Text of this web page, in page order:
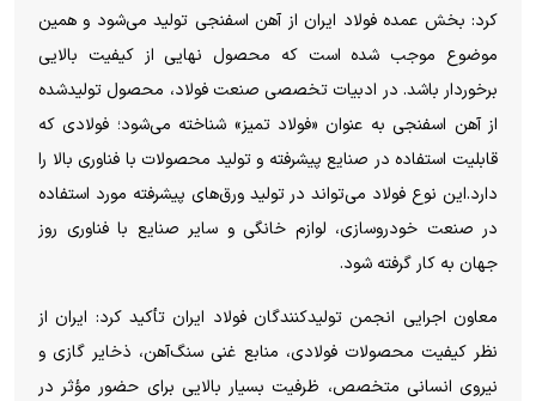
کرد: بخش عمده فولاد ایران از آهن اسفنجی تولید می‌شود و همین
موضوع موجب شده است که محصول نهایی از کیفیت بالایی
برخوردار باشد. در ادبیات تخصصی صنعت فولاد، محصول تولیدشده
از آهن اسفنجی به عنوان «فولاد تمیز» شناخته می‌شود؛ فولادی که
قابلیت استفاده در صنایع پیشرفته و تولید محصولات با فناوری بالا را
دارد.این نوع فولاد می‌تواند در تولید ورق‌های پیشرفته مورد استفاده
در صنعت خودروسازی، لوازم خانگی و سایر صنایع با فناوری روز
جهان به کار گرفته شود.
معاون اجرایی انجمن تولیدکنندگان فولاد ایران تأکید کرد: ایران از
نظر کیفیت محصولات فولادی، منابع غنی سنگ‌آهن، ذخایر گازی و
نیروی انسانی متخصص، ظرفیت بسیار بالایی برای حضور مؤثر در